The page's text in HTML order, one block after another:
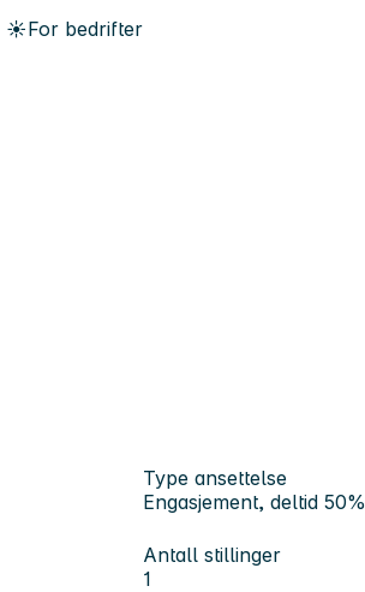
☀️For bedrifter
Type ansettelse
Engasjement, deltid 50%
Antall stillinger
1